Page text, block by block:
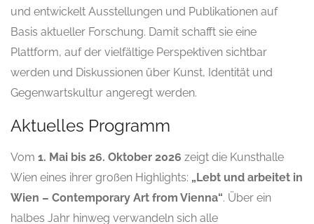
und entwickelt Ausstellungen und Publikationen auf
Basis aktueller Forschung. Damit schafft sie eine
Plattform, auf der vielfältige Perspektiven sichtbar
werden und Diskussionen über Kunst, Identität und
Gegenwartskultur angeregt werden.
Aktuelles Programm
Vom 1. Mai bis 26. Oktober 2026 zeigt die Kunsthalle
Wien eines ihrer großen Highlights: „Lebt und arbeitet in
Wien – Contemporary Art from Vienna“. Über ein
halbes Jahr hinweg verwandeln sich alle